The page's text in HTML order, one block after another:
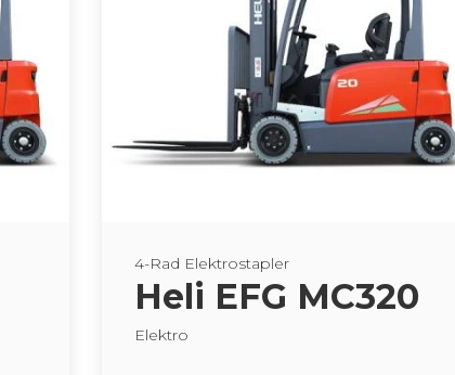
4-Rad Elek­tro­stap­ler
Heli EFG MC320
Elek­tro